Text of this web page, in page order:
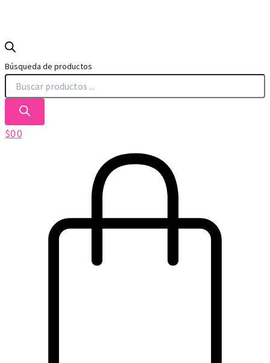
Búsqueda de productos
$00